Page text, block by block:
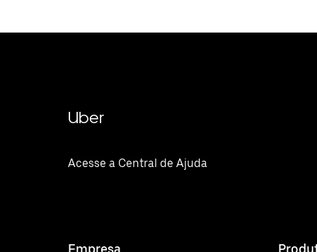
Uber
Acesse a Central de Ajuda
Empresa